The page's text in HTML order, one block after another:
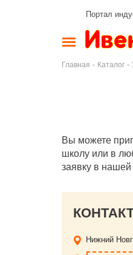
Портал
Главная - Каталог -
Вы можете
школу или в
заявку в нашей
Нижний